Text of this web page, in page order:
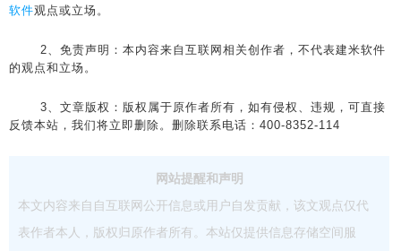
软件观点或立场。
2、免责声明：本内容来自互联网相关创作者，不代表建米软件
的观点和立场。
3、文章版权：版权属于原作者所有，如有侵权、违规，可直接
反馈本站，我们将立即删除。删除联系电话：400-8352-114
网站提醒和声明
本文内容来自自互联网公开信息或用户自发贡献，该文观点仅代
表作者本人，版权归原作者所有。本站仅提供信息存储空间服